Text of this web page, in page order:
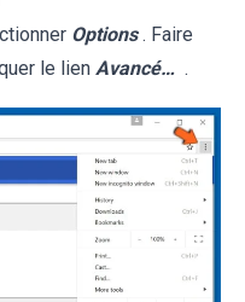
Options . Faire
le lien Avancé… .